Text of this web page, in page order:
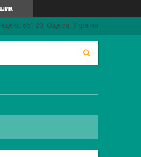
65120, Одеса, Україна